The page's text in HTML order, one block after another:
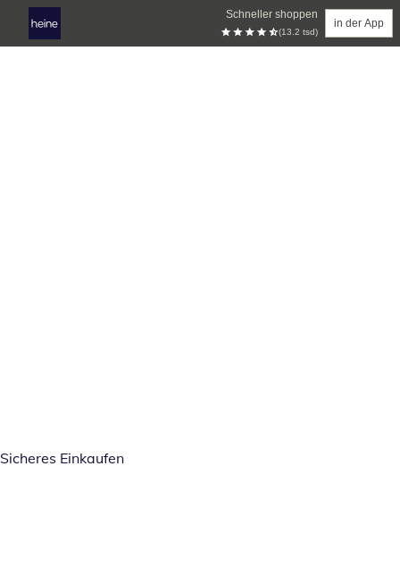
Schneller shoppen
(13.2 tsd)
in der App
Sicheres Einkaufen